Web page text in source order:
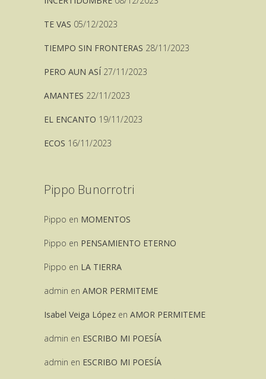
TE VAS 05/12/2023
TIEMPO SIN FRONTERAS 28/11/2023
PERO AUN ASÍ 27/11/2023
AMANTES 22/11/2023
EL ENCANTO 19/11/2023
ECOS 16/11/2023
Pippo Bunorrotri
Pippo en MOMENTOS
Pippo en PENSAMIENTO ETERNO
Pippo en LA TIERRA
admin en AMOR PERMITEME
Isabel Veiga López en AMOR PERMITEME
admin en ESCRIBO MI POESÍA
admin en ESCRIBO MI POESÍA